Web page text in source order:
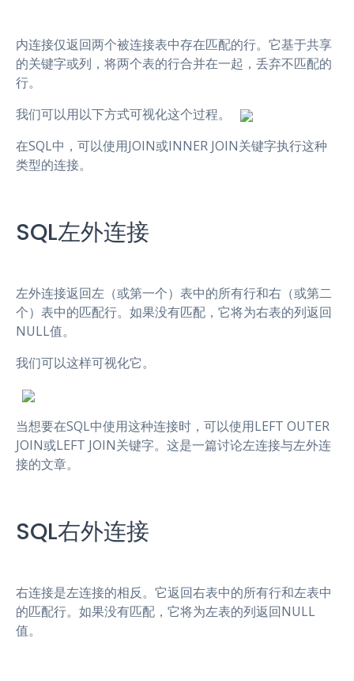
内连接仅返回两个被连接表中存在匹配的行。它基于共享
的关键字或列，将两个表的行合并在一起，丢弃不匹配的
行。
我们可以用以下方式可视化这个过程。
在SQL中，可以使用JOIN或INNER JOIN关键字执行这种
类型的连接。
SQL左外连接
左外连接返回左（或第一个）表中的所有行和右（或第二
个）表中的匹配行。如果没有匹配，它将为右表的列返回
NULL值。
我们可以这样可视化它。
当想要在SQL中使用这种连接时，可以使用LEFT OUTER
JOIN或LEFT JOIN关键字。这是一篇讨论左连接与左外连
接的文章。
SQL右外连接
右连接是左连接的相反。它返回右表中的所有行和左表中
的匹配行。如果没有匹配，它将为左表的列返回NULL
值。